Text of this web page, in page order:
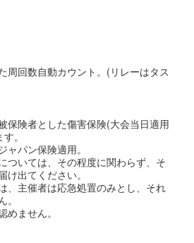
周回数自動カウント。(リレーはタス
保険者とした傷害保険(大会当日適用
。
パン保険適用。
ついては、その程度に関わらず、そ
出てください。
、主催者は応急処置のみとし、それ
ません。